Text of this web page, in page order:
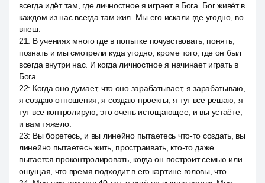
всегда идёт там, где личностное я играет в Бога. Бог живёт в
каждом из нас всегда там жил. Мы его искали где угодно, во
внеш.
21: В учениях много где в попытке почувствовать, понять,
познать и мы смотрели куда угодно, кроме того, где он был
всегда внутри нас. И когда личностное я начинает играть в
Бога.
22: Когда оно думает, что оно зарабатывает, я зарабатываю,
я создаю отношения, я создаю проекты, я тут все решаю, я
тут все контролирую, это очень истощающее, и вы устаёте,
и вам тяжело.
23: Вы боретесь, и вы линейно пытаетесь что-то создать, вы
линейно пытаетесь жить, простраивать, кто-то даже
пытается проконтролировать, когда он построит семью или
ощущая, что время подходит в его картине головы, что